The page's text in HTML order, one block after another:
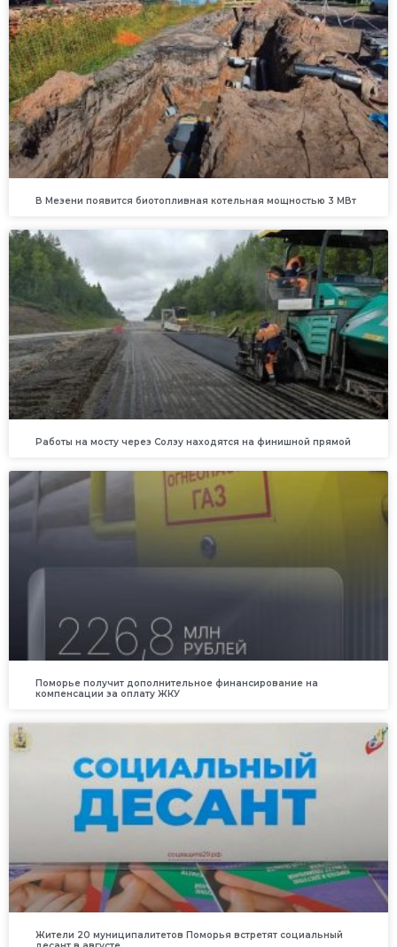
В Мезени появится биотопливная котельная мощностью 3 МВт
Работы на мосту через Солзу находятся на финишной прямой
Поморье получит дополнительное финансирование на
компенсации за оплату ЖКУ
Жители 20 муниципалитетов Поморья встретят социальный